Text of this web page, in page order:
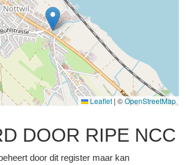
Leaflet | ©OpenStreetMap
DOOR RIPE NCC
door dit register maar kan